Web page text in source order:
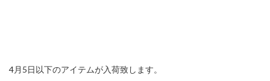
4月5日以下のアイテムが入荷致します。